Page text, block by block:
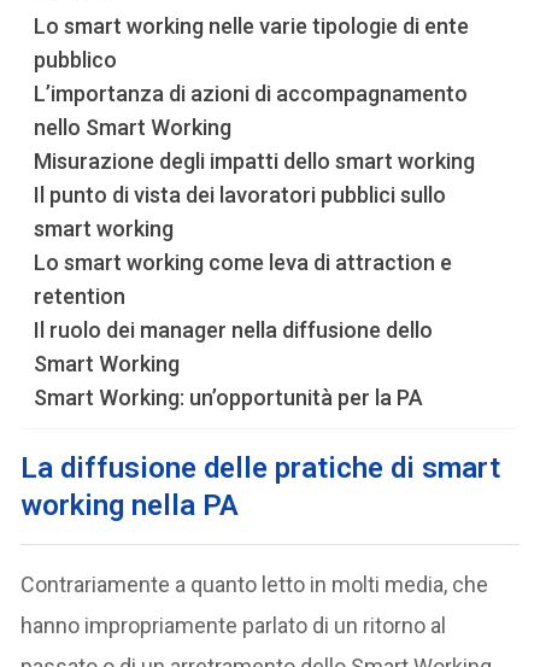
Lo smart working nelle varie tipologie di ente
pubblico
L’importanza di azioni di accompagnamento
nello Smart Working
Misurazione degli impatti dello smart working
Il punto di vista dei lavoratori pubblici sullo
smart working
Lo smart working come leva di attraction e
retention
Il ruolo dei manager nella diffusione dello
Smart Working
Smart Working: un’opportunità per la PA
La diffusione delle pratiche di smart
working nella PA
Contrariamente a quanto letto in molti media, che
hanno impropriamente parlato di un ritorno al